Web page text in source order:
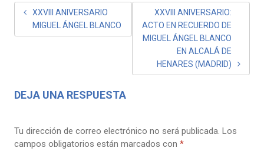
NAVEGACIÓN
DE
XXVIII ANIVERSARIO
MIGUEL ÁNGEL BLANCO
XXVIII ANIVERSARIO:
ACTO EN RECUERDO DE
MIGUEL ÁNGEL BLANCO
EN ALCALÁ DE
HENARES (MADRID)
DEJA UNA RESPUESTA
Tu dirección de correo electrónico no será publicada. Los
campos obligatorios están marcados con *